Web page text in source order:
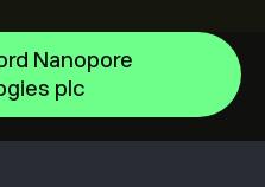
Nanopore
plc